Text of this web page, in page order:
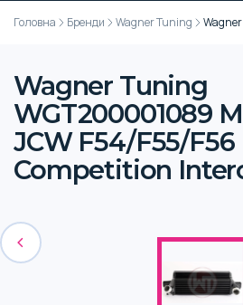
Головна Бренди Wagner Tuning
Wagner Tuning
WGT200001089
JCW F54/F55/F56
Competition